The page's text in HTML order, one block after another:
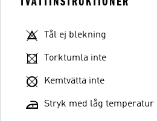
Tål ej blekning
Torktumla inte
Kemtvätta inte
Stryk med låg temperatur